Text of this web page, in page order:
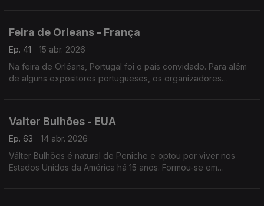
Feira de Orleans - França
Ep. 41
15 abr. 2026
Na feira de Orléans, Portugal foi o país convidado. Para além
de alguns expositores portugueses, os organizadores
Valter Bulhões - EUA
Ep. 63
14 abr. 2026
Válter Bulhões é natural de Peniche e optou por viver nos
Estados Unidos da América há 15 anos. Formou-se em